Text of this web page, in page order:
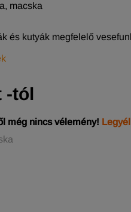
macska
és kutyák megfelelő
-tól
még nincs vélemény!